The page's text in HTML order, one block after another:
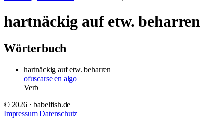
hartnäckig auf etw. beharren
Wörterbuch
hartnäckig auf etw. beharren
ofuscarse en algo
Verb
© 2026 · babelfish.de
Impressum Datenschutz